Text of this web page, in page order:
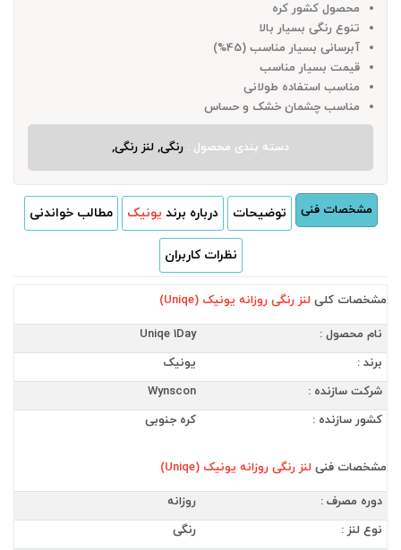
محصول کشور کره
تنوع رنگی بسیار بالا
آبرسانی بسیار مناسب (45%)
قیمت بسیار مناسب
مناسب استفاده طولانی
مناسب چشمان خشک و حساس
دسته بندی محصول : رنگی, لنز رنگی,
مشخصات فنی توضیحات درباره برند یونیک مطالب خواندنی
نظرات کاربران
مشخصات کلی لنز رنگی روزانه یونیک (Uniqe)
نام محصول :
Uniqe 1Day
برند :
یونیک
شرکت سازنده :
Wynscon
کشور سازنده :
کره جنوبی
مشخصات فنی لنز رنگی روزانه یونیک (Uniqe)
دوره مصرف :
روزانه
نوع لنز :
رنگی